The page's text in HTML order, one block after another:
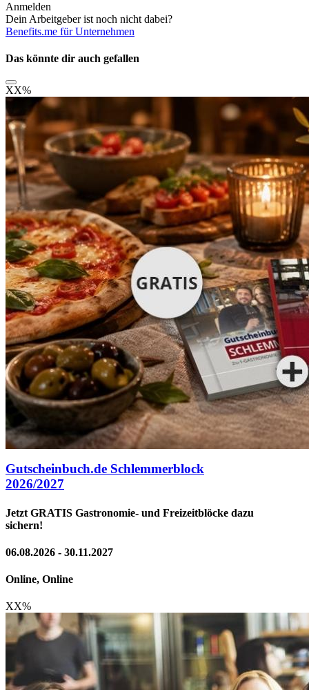
Anmelden
Dein Arbeitgeber ist noch nicht dabei?
Benefits.me für Unternehmen
Das könnte dir auch gefallen
XX%
Gutscheinbuch.de Schlemmerblock
2026/2027
Jetzt GRATIS Gastronomie- und Freizeitblöcke dazu
sichern!
06.08.2026 - 30.11.2027
Online, Online
XX%